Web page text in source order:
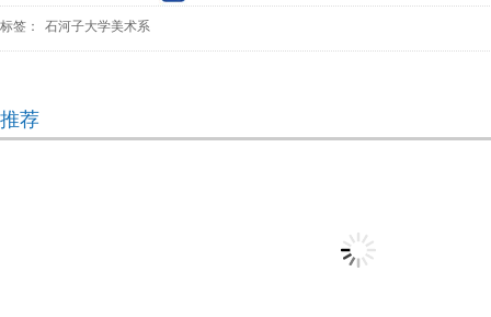
标签： 石河子大学美术系
推荐